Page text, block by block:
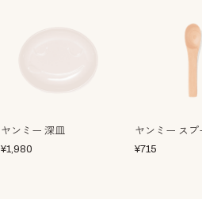
ヤンミー 深皿
¥1,980
ヤンミー スプ
¥715